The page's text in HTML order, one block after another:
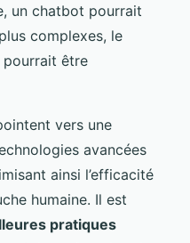
un chatbot pourrait
complexes, le
pourrait être
vers une
avancées
ainsi l’efficacité
humaine. Il est
pratiques